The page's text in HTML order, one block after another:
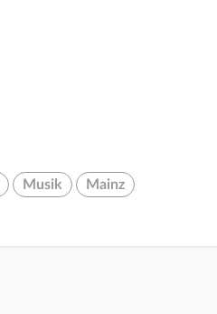
Musik Mainz